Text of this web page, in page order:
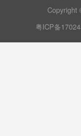
Copyright
粤ICP备